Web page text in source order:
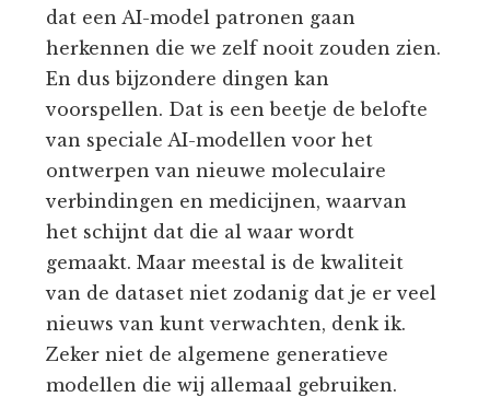
dat een AI-model patronen gaan
herkennen die we zelf nooit zouden zien.
En dus bijzondere dingen kan
voorspellen. Dat is een beetje de belofte
van speciale AI-modellen voor het
ontwerpen van nieuwe moleculaire
verbindingen en medicijnen, waarvan
het schijnt dat die al waar wordt
gemaakt. Maar meestal is de kwaliteit
van de dataset niet zodanig dat je er veel
nieuws van kunt verwachten, denk ik.
Zeker niet de algemene generatieve
modellen die wij allemaal gebruiken.